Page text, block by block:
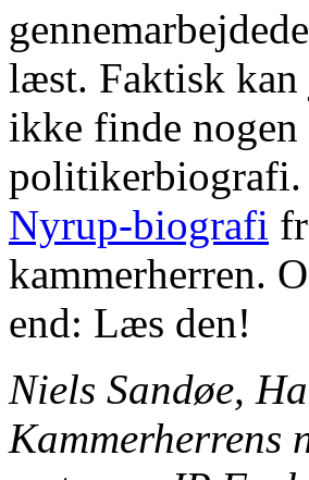
læst. Faktisk kan
ikke finde nogen
politikerbiografi.
Nyrup-biografi
kammerherren.
end: Læs den!
Niels Sandøe,
Kammerherrens